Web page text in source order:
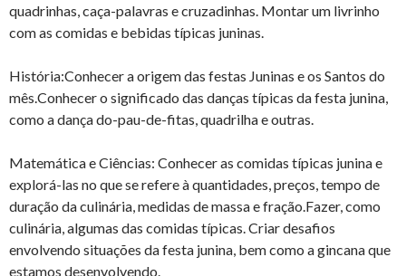
quadrinhas, caça-palavras e cruzadinhas. Montar um livrinho
com as comidas e bebidas típicas juninas.
História:Conhecer a origem das festas Juninas e os Santos do
mês.Conhecer o significado das danças típicas da festa junina,
como a dança do-pau-de-fitas, quadrilha e outras.
Matemática e Ciências: Conhecer as comidas típicas junina e
explorá-las no que se refere à quantidades, preços, tempo de
duração da culinária, medidas de massa e fração.Fazer, como
culinária, algumas das comidas típicas. Criar desafios
envolvendo situações da festa junina, bem como a gincana que
estamos desenvolvendo.